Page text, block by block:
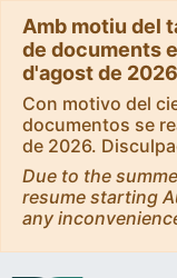
Amb motiu del
de documents
d'agost de
Con motivo del
documentos se
de 2026.
Due to the
resume starting
any